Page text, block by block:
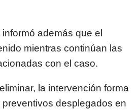
además que el
mientras continúan las
con el caso.
la intervención forma
desplegados en